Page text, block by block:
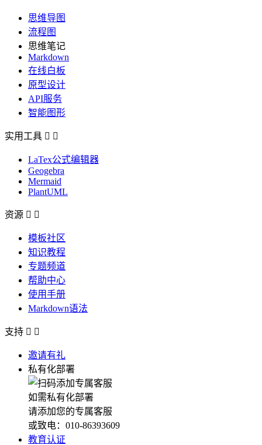
思维导图
流程图
思维笔记
Markdown
在线白板
原型设计
API服务
智能图形
实用工具  
LaTex公式编辑器
Geogebra
Mermaid
PlantUML
资源  
模板社区
知识教程
专题频道
帮助中心
使用手册
Markdown语法
支持  
邀请有礼
私有化部署
如需私有化部署
请添加您的专属客服
或致电：010-86393609
教育认证